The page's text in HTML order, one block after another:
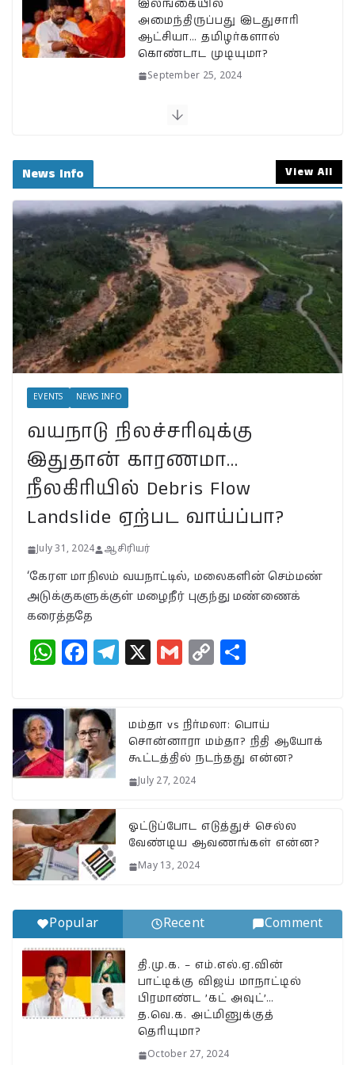
இலங்கையில்
அமைந்திருப்பது இடதுசாரி
ஆட்சியா… தமிழர்களால்
கொண்டாட முடியுமா?
September 25, 2024
பேரழிவின் வடுவாக வயநாடு:
வயநாடு நிலச்சரிவுக்கு
இதுதான் காரணமா…
நீலகிரியில் Debris Flow
Landslide ஏற்பட வாய்ப்பா?
July 31, 2024
BSNLக்கு மாறும் மக்கள்;
பா.ஜ.க. புத்துயிர் அளிக்குமா…
இறுதி உயிர்த் துடிப்பையும்
தென்னிந்தியாவின்
முகமாகிறாரா பிரியங்கா?
காங்கிரஸ் வியூகம் என்ன?
November 23, 2024
News Info View All
EVENTS NEWS INFO
வயநாடு நிலச்சரிவுக்கு
இதுதான் காரணமா…
நீலகிரியில் Debris Flow
Landslide ஏற்பட வாய்ப்பா?
July 31, 2024 ஆசிரியர்
‘கேரள மாநிலம் வயநாட்டில், மலைகளின் செம்மண்
அடுக்குகளுக்குள் மழைநீர் புகுந்து மண்ணைக்
கரைத்ததே
W
at
s
A
p
p
F
c
e
b
o
o
k
T
g
ra
m
X
G
l
C
y
Li
r
e
மம்தா vs நிர்மலா: பொய்
சொன்னாரா மம்தா? நிதி ஆயோக்
கூட்டத்தில் நடந்தது என்ன?
July 27, 2024
ஓட்டுப்போட எடுத்துச் செல்ல
வேண்டிய ஆவணங்கள் என்ன?
May 13, 2024
Popular Recent Comment
தி.மு.க. – எம்.எல்.ஏ.வின்
பாட்டிக்கு விஜய் மாநாட்டில்
பிரமாண்ட ’கட் அவுட்’…
த.வெ.க. அட்மினுக்குத்
தெரியுமா?
October 27, 2024